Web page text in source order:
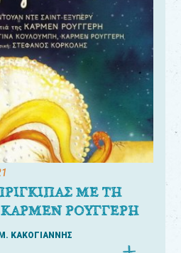
ΜΕ ΤΗ
ΡΟΥΓΓΕΡΗ
ΚΑΚΟΓΙΑΝΝΗΣ